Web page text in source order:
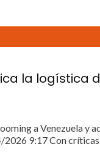
la logística
a Venezuela y
9:17 Con